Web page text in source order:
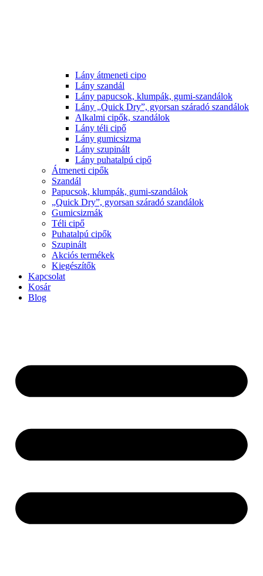
Lány átmeneti cipo
Lány szandál
Lány papucsok, klumpák, gumi-szandálok
Lány „Quick Dry”, gyorsan száradó szandálok
Alkalmi cipők, szandálok
Lány téli cipő
Lány gumicsizma
Lány szupinált
Lány puhatalpú cipő
Átmeneti cipők
Szandál
Papucsok, klumpák, gumi-szandálok
„Quick Dry”, gyorsan száradó szandálok
Gumicsizmák
Téli cipő
Puhatalpú cipők
Szupinált
Akciós termékek
Kiegészítők
Kapcsolat
Kosár
Blog